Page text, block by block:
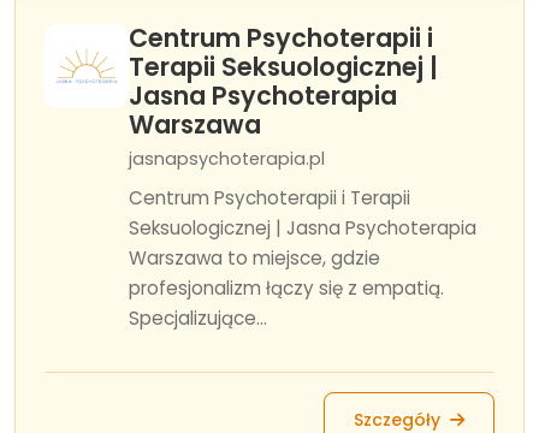
Centrum Psychoterapii i
Terapii Seksuologicznej |
Jasna Psychoterapia
Warszawa
jasnapsychoterapia.pl
Centrum Psychoterapii i Terapii
Seksuologicznej | Jasna Psychoterapia
Warszawa to miejsce, gdzie
profesjonalizm łączy się z empatią.
Specjalizujące...
Szczegóły